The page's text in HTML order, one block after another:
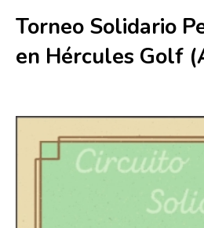
Torneo Solidario
en Hércules Golf